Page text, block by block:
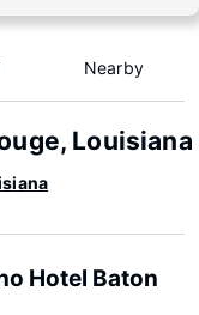
Nearby
Louisiana
Hotel Baton